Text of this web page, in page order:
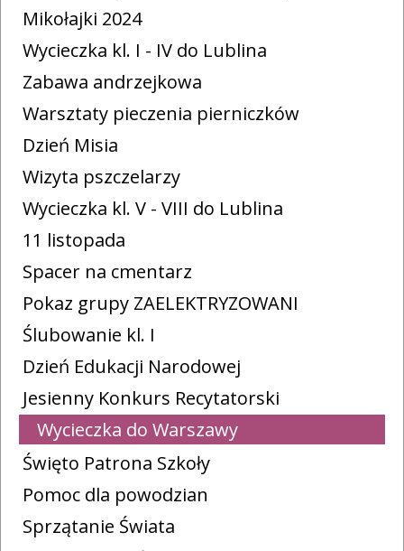
Mikołajki 2024
Wycieczka kl. I - IV do Lublina
Zabawa andrzejkowa
Warsztaty pieczenia pierniczków
Dzień Misia
Wizyta pszczelarzy
Wycieczka kl. V - VIII do Lublina
11 listopada
Spacer na cmentarz
Pokaz grupy ZAELEKTRYZOWANI
Ślubowanie kl. I
Dzień Edukacji Narodowej
Jesienny Konkurs Recytatorski
Wycieczka do Warszawy
Święto Patrona Szkoły
Pomoc dla powodzian
Sprzątanie Świata